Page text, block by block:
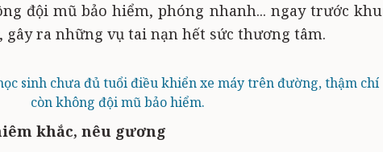
đội mũ bảo hiểm, phóng nhanh... ngay trước khu
gây ra những vụ tai nạn hết sức thương tâm.
sinh chưa đủ tuổi điều khiển xe máy trên đường, thậm chí
còn không đội mũ bảo hiểm.
khắc, nêu gương